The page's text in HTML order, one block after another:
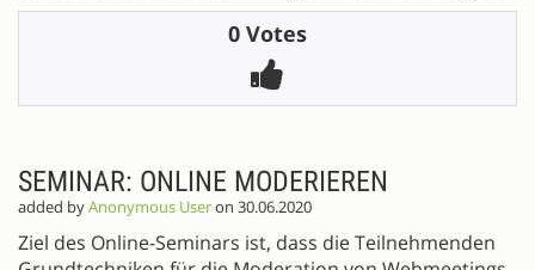
0 Votes
SEMINAR: ONLINE MODERIEREN
added byAnonymous Useron 30.06.2020
Ziel des Online-Seminars ist, dass die Teilnehmenden